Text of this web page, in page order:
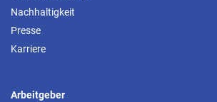
Nachhaltigkeit
Presse
Karriere
Arbeitgeber